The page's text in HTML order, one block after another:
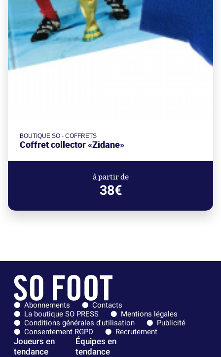
BOUTIQUE SO - COFFRETS
Coffret collector «Zidane»
à partir de
38€
Abonnements
Contacts
La boutique SO PRESS
Mentions légales
Conditions générales d'utilisation
Publicité
Consentement RGPD
Recrutement
Joueurs en
tendance
Équipes en
tendance